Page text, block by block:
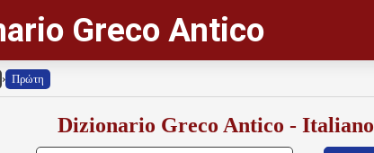
Greco Antico
› Πρώτη
Dizionario Greco Antico - Italiano